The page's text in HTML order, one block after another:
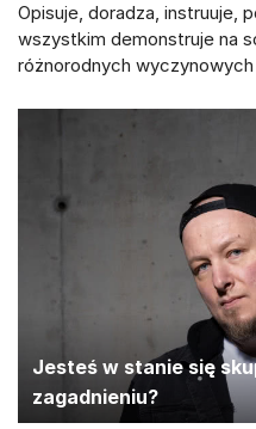
Opisuje, doradza, instruuje,
wszystkim demonstruje na
różnorodnych
Jesteś w stanie się
zagadnieniu?